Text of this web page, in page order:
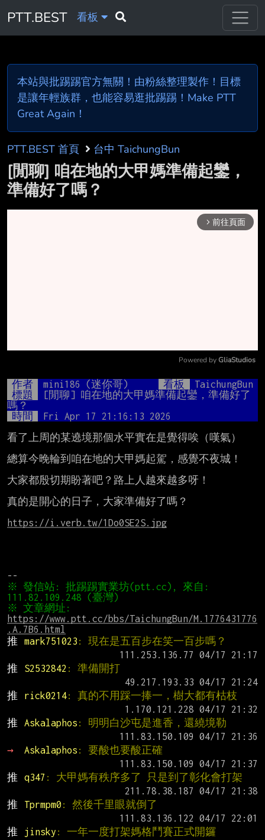
PTT.BEST 看板
本站與批踢踢官方無關！由粉絲整理製作！目標
是讓年輕族群，也能容易逛批踢踢！Make PTT
Great Again！
PTT.BEST 首頁 台中 TaichungBun
[閒聊] 咱在地的大甲媽準備起鑾，
準備好了嗎？
arrow_forward_ios 前往頁面
Mute
Powered by GliaStudios
作者 mini186 (迷你哥) 看板
TaichungBun
標題
[閒聊] 咱在地的大甲媽準備起鑾，準備好了
嗎？
時間
Fri Apr 17 21:16:13 2026
看了上周的某遶境那個水平實在是覺得唉（嘆氣）
總算今晚輪到咱在地的大甲媽起駕，感覺不夜城！
大家都殷切期盼著吧？路上人越來越多呀！
真的是開心的日子，大家準備好了嗎？
https://i.verb.tw/1Do0SE2S.jpg
※ 發信站: 批踢踢實業坊(ptt.cc), 來自:
https://www.ptt.cc/bbs/TaichungBun/M.1776431776
.A.7B6.html
推
mark751023 : 現在是五百步在笑一百步嗎？
推
S2532842 : 準備開打
推
rick0214: 真的不用踩一捧一，樹大都有枯枝
推
Askalaphos : 明明白沙屯是進香，還繞境勒
→
Askalaphos : 要酸也要酸正確
推
q347 : 大甲媽有秩序多了 只是到了彰化會打架
推
Tprmpm0 : 然後千里眼就倒了
推
jinsky : 一年一度打架媽格鬥賽正式開鑼